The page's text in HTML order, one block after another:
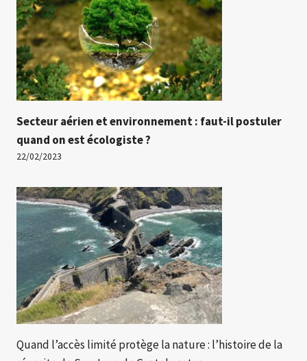
Secteur aérien et environnement : faut-il postuler
quand on est écologiste ?
22/02/2023
Quand l’accès limité protège la nature : l’histoire de la